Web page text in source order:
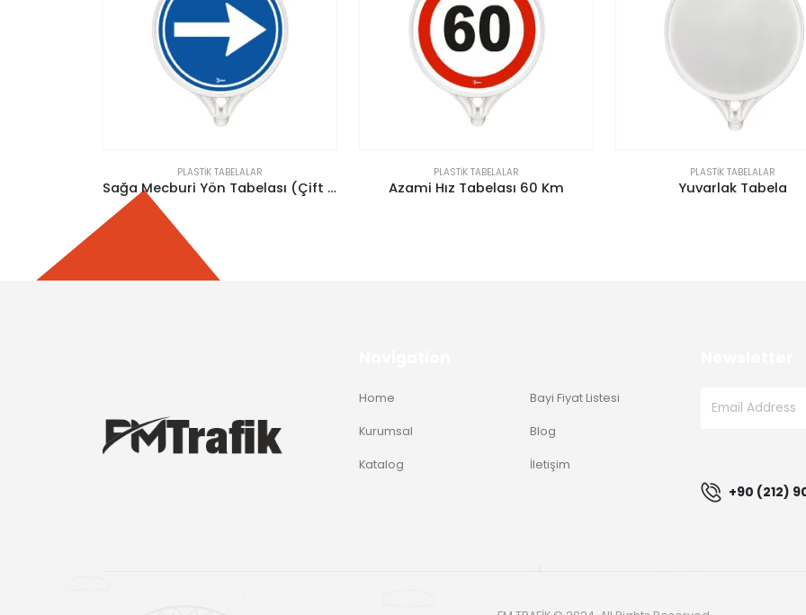
PLASTIK TABELALAR
Azami Hız Tabelası 60 Km
PLASTIK TABELALAR
Yuvarlak Tabela
PLASTIK TABELALAR
Azami Hız Tabelası 30
Home
Kurumsal
Katalog
Bayi Fiyat Listesi
Blog
İletişim
+90 (212)